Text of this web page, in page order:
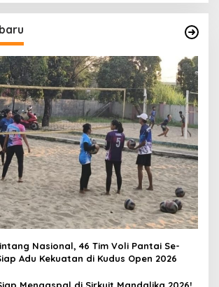
Nasional, 46 Tim Voli Pantai Se-
Adu Kekuatan di Kudus Open 2026